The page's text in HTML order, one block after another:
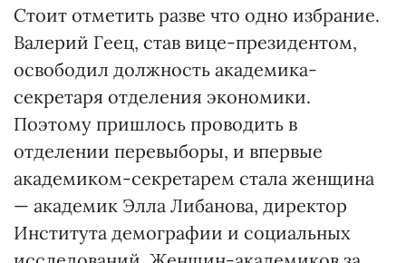
Стоит отметить разве что одно избрание.
Валерий Геец, став вице-президентом,
освободил должность академика-
секретаря отделения экономики.
Поэтому пришлось проводить в
отделении перевыборы, и впервые
академиком-секретарем стала женщина
— академик Элла Либанова, директор
Института демографии и социальных